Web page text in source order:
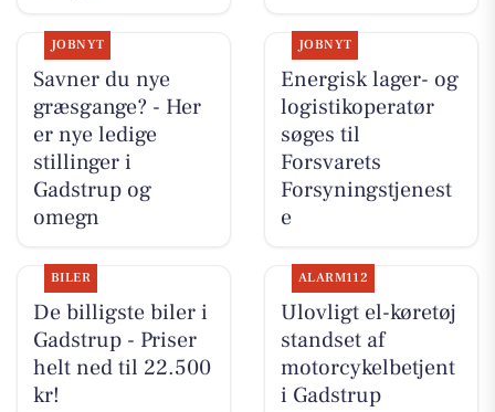
JOBNYT
Savner du nye
græsgange? - Her
er nye ledige
stillinger i
Gadstrup og
omegn
JOBNYT
Energisk lager- og
logistikoperatør
søges til
Forsvarets
Forsyningstjenest
e
BILER
De billigste biler i
Gadstrup - Priser
helt ned til 22.500
kr!
ALARM112
Ulovligt el-køretøj
standset af
motorcykelbetjent
i Gadstrup